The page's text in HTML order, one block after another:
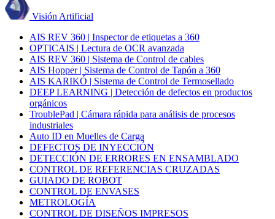
Visión Artificial
AIS REV 360 | Inspector de etiquetas a 360
OPTICAIS | Lectura de OCR avanzada
AIS REV 360 | Sistema de Control de cables
AIS Hopper | Sistema de Control de Tapón a 360
AIS KARIKÓ | Sistema de Control de Termosellado
DEEP LEARNING | Detección de defectos en productos
orgánicos
TroublePad | Cámara rápida para análisis de procesos
industriales
Auto ID en Muelles de Carga
DEFECTOS DE INYECCIÓN
DETECCIÓN DE ERRORES EN ENSAMBLADO
CONTROL DE REFERENCIAS CRUZADAS
GUIADO DE ROBOT
CONTROL DE ENVASES
METROLOGÍA
CONTROL DE DISEÑOS IMPRESOS